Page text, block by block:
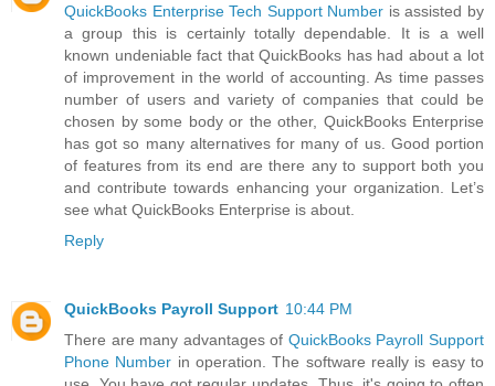
QuickBooks Enterprise Tech Support Number is assisted by
a group this is certainly totally dependable. It is a well
known undeniable fact that QuickBooks has had about a lot
of improvement in the world of accounting. As time passes
number of users and variety of companies that could be
chosen by some body or the other, QuickBooks Enterprise
has got so many alternatives for many of us. Good portion
of features from its end are there any to support both you
and contribute towards enhancing your organization. Let’s
see what QuickBooks Enterprise is about.
Reply
QuickBooks Payroll Support 10:44 PM
There are many advantages of QuickBooks Payroll Support
Phone Number in operation. The software really is easy to